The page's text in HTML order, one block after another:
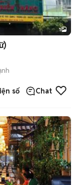
1
số Chat